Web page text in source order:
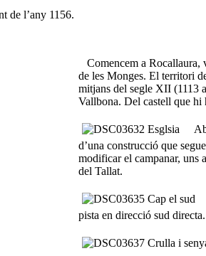
de l’any 1156.
Comencem a Rocallaura,
de les Monges. El territori
mitjans del segle XII (1113
Vallbona. Del castell que hi
d’una construcció que
modificar el campanar, uns
del Tallat.
pista en direcció sud directa.